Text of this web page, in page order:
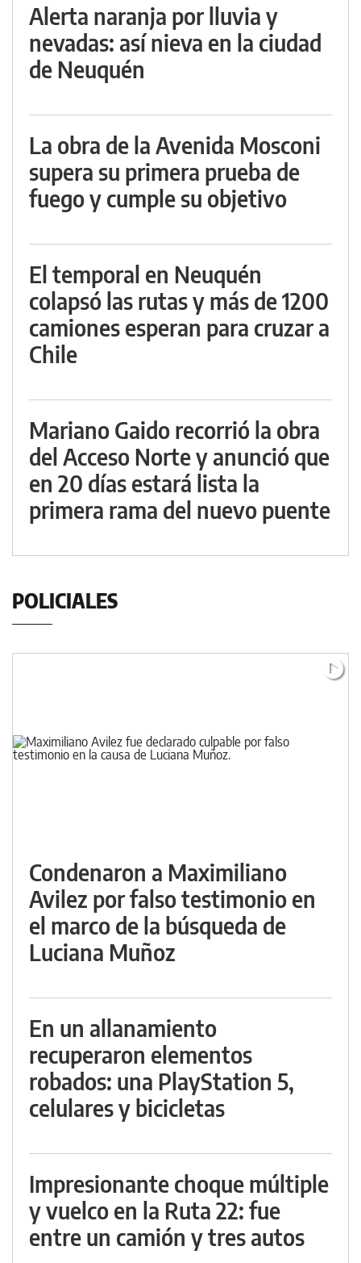
Alerta naranja por lluvia y
nevadas: así nieva en la ciudad
de Neuquén
La obra de la Avenida Mosconi
supera su primera prueba de
fuego y cumple su objetivo
El temporal en Neuquén
colapsó las rutas y más de 1200
camiones esperan para cruzar a
Chile
Mariano Gaido recorrió la obra
del Acceso Norte y anunció que
en 20 días estará lista la
primera rama del nuevo puente
POLICIALES
Condenaron a Maximiliano
Avilez por falso testimonio en
el marco de la búsqueda de
Luciana Muñoz
En un allanamiento
recuperaron elementos
robados: una PlayStation 5,
celulares y bicicletas
Impresionante choque múltiple
y vuelco en la Ruta 22: fue
entre un camión y tres autos